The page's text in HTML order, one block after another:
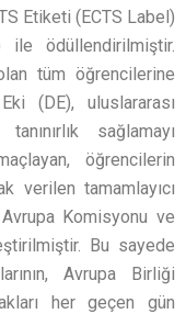
Etiketi (ECTS Label)
ödüllendirilmiştir.
tüm öğrencilerine
(DE), uluslararası
sağlamayı
öğrencilerin
verilen tamamlayıcı
Komisyonu ve
Bu sayede
Avrupa Birliği
her geçen gün